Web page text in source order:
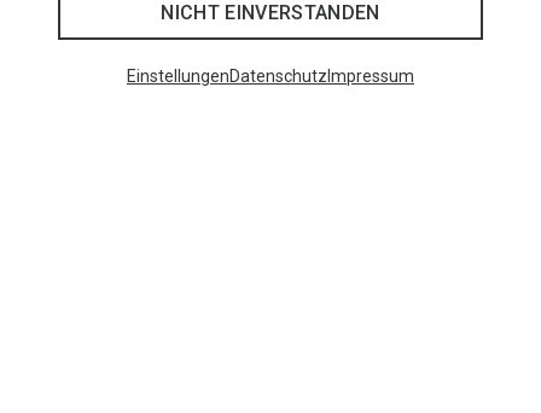
NICHT EINVERSTANDEN
EinstellungenDatenschutz Impressum